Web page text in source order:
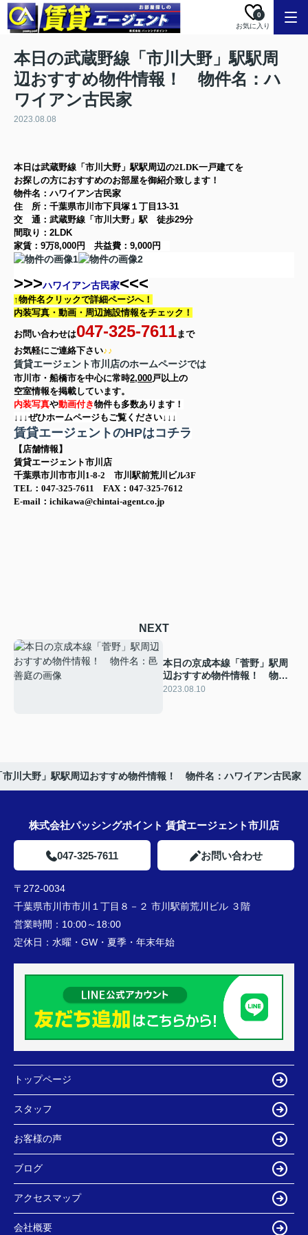
お気に入り
0
本日の武蔵野線「市川大野」駅駅周
辺おすすめ物件情報！ 物件名：ハ
ワイアン古民家
2023.08.08
本日は武蔵野線「市川大野」駅駅周辺の2LDK一戸建てを
お探しの方におすすめのお部屋を御紹介致します！
物件名：ハワイアン古民家
住 所： 千葉県市川市下貝塚１丁目13-31
交 通：武蔵野線「市川大野」駅 徒歩29分
間取り： 2LDK
家賃： 9万8,000円 共益費： 9,000円
>>>ハワイアン古民家<<<
↑物件名クリックで詳細ページへ！
内装写真・動画・ 周辺施設情報をチェック！
お問い合わせは047-325-7611まで
お気軽にご連絡下さい♪♪
賃貸エージェント市川店のホームページでは
市川市・船橋市を中心に常時2,000戸以上の
空室情報を掲載しています。
内装写真や動画付き物件も多数あります！
↓↓↓ぜひホームページもご覧ください↓↓↓
賃貸エージェントのHPはコチラ
【店舗情報】
賃貸エージェント市川店
千葉県市川市市川1-8-2 市川駅前荒川ビル3F
TEL：047-325-7611 FAX：047-325-7612
E-mail：ichikawa@chintai-agent.co.jp
NEXT
本日の京成本線「菅野」駅周
辺おすすめ物件情報！ 物件
名：邑善庭
2023.08.10
市川大野」駅駅周辺おすすめ物件情報！ 物件名：ハワイアン古民家
株式会社パッシングポイント 賃貸エージェント市川店
047-325-7611 お問い合わせ
〒272-0034
千葉県市川市市川１丁目８－２ 市川駅前荒川ビル ３階
営業時間： 10:00～18:00
定休日： 水曜・GW・夏季・年末年始
トップページ
スタッフ
お客様の声
ブログ
アクセスマップ
会社概要